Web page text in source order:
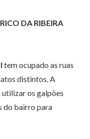
DA RIBEIRA
tem ocupado as ruas
distintos. A
os galpões
do bairro para